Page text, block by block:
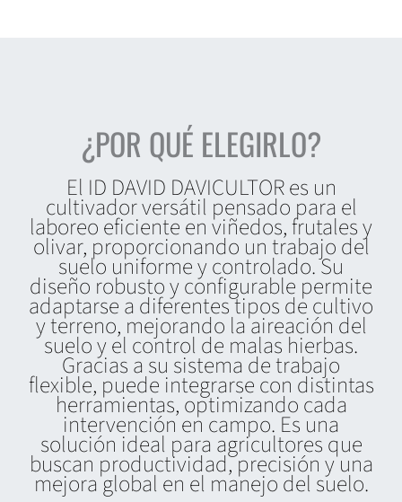
¿POR QUÉ ELEGIRLO?
El ID DAVID DAVICULTOR es un
cultivador versátil pensado para el
laboreo eficiente en viñedos, frutales y
olivar, proporcionando un trabajo del
suelo uniforme y controlado. Su
diseño robusto y configurable permite
adaptarse a diferentes tipos de cultivo
y terreno, mejorando la aireación del
suelo y el control de malas hierbas.
Gracias a su sistema de trabajo
flexible, puede integrarse con distintas
herramientas, optimizando cada
intervención en campo. Es una
solución ideal para agricultores que
buscan productividad, precisión y una
mejora global en el manejo del suelo.